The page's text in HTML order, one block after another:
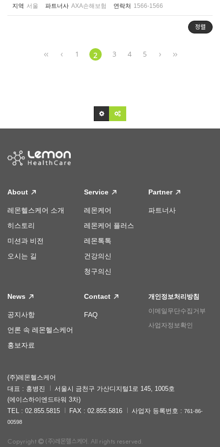
지역 서울 파트너사 AXA손해보험 연락처 1566-1566
정렬
1 2 3 4 5
About
레몬헬스케어 소개
히스토리
미션과 비전
오시는 길
Service
레몬케어
레몬케어 플러스
레몬톡톡
건강의신
청구의신
Partner
파트너사
News
공지사항
언론 속 레몬헬스케어
홍보자료
Contact
FAQ
개인정보처리방침
이메일무단수집거부
사업자정보확인
(주)레몬헬스케어
대표 : 홍병진
서울시 금천구 가산디지털1로 145, 1005호
(에이스하이엔드타워 3차)
TEL : 02.855.5815
FAX : 02.855.5816 사업자 등록번호 : 761-86-
00598
Copyright (주)레몬헬스케어. All rights reserved.